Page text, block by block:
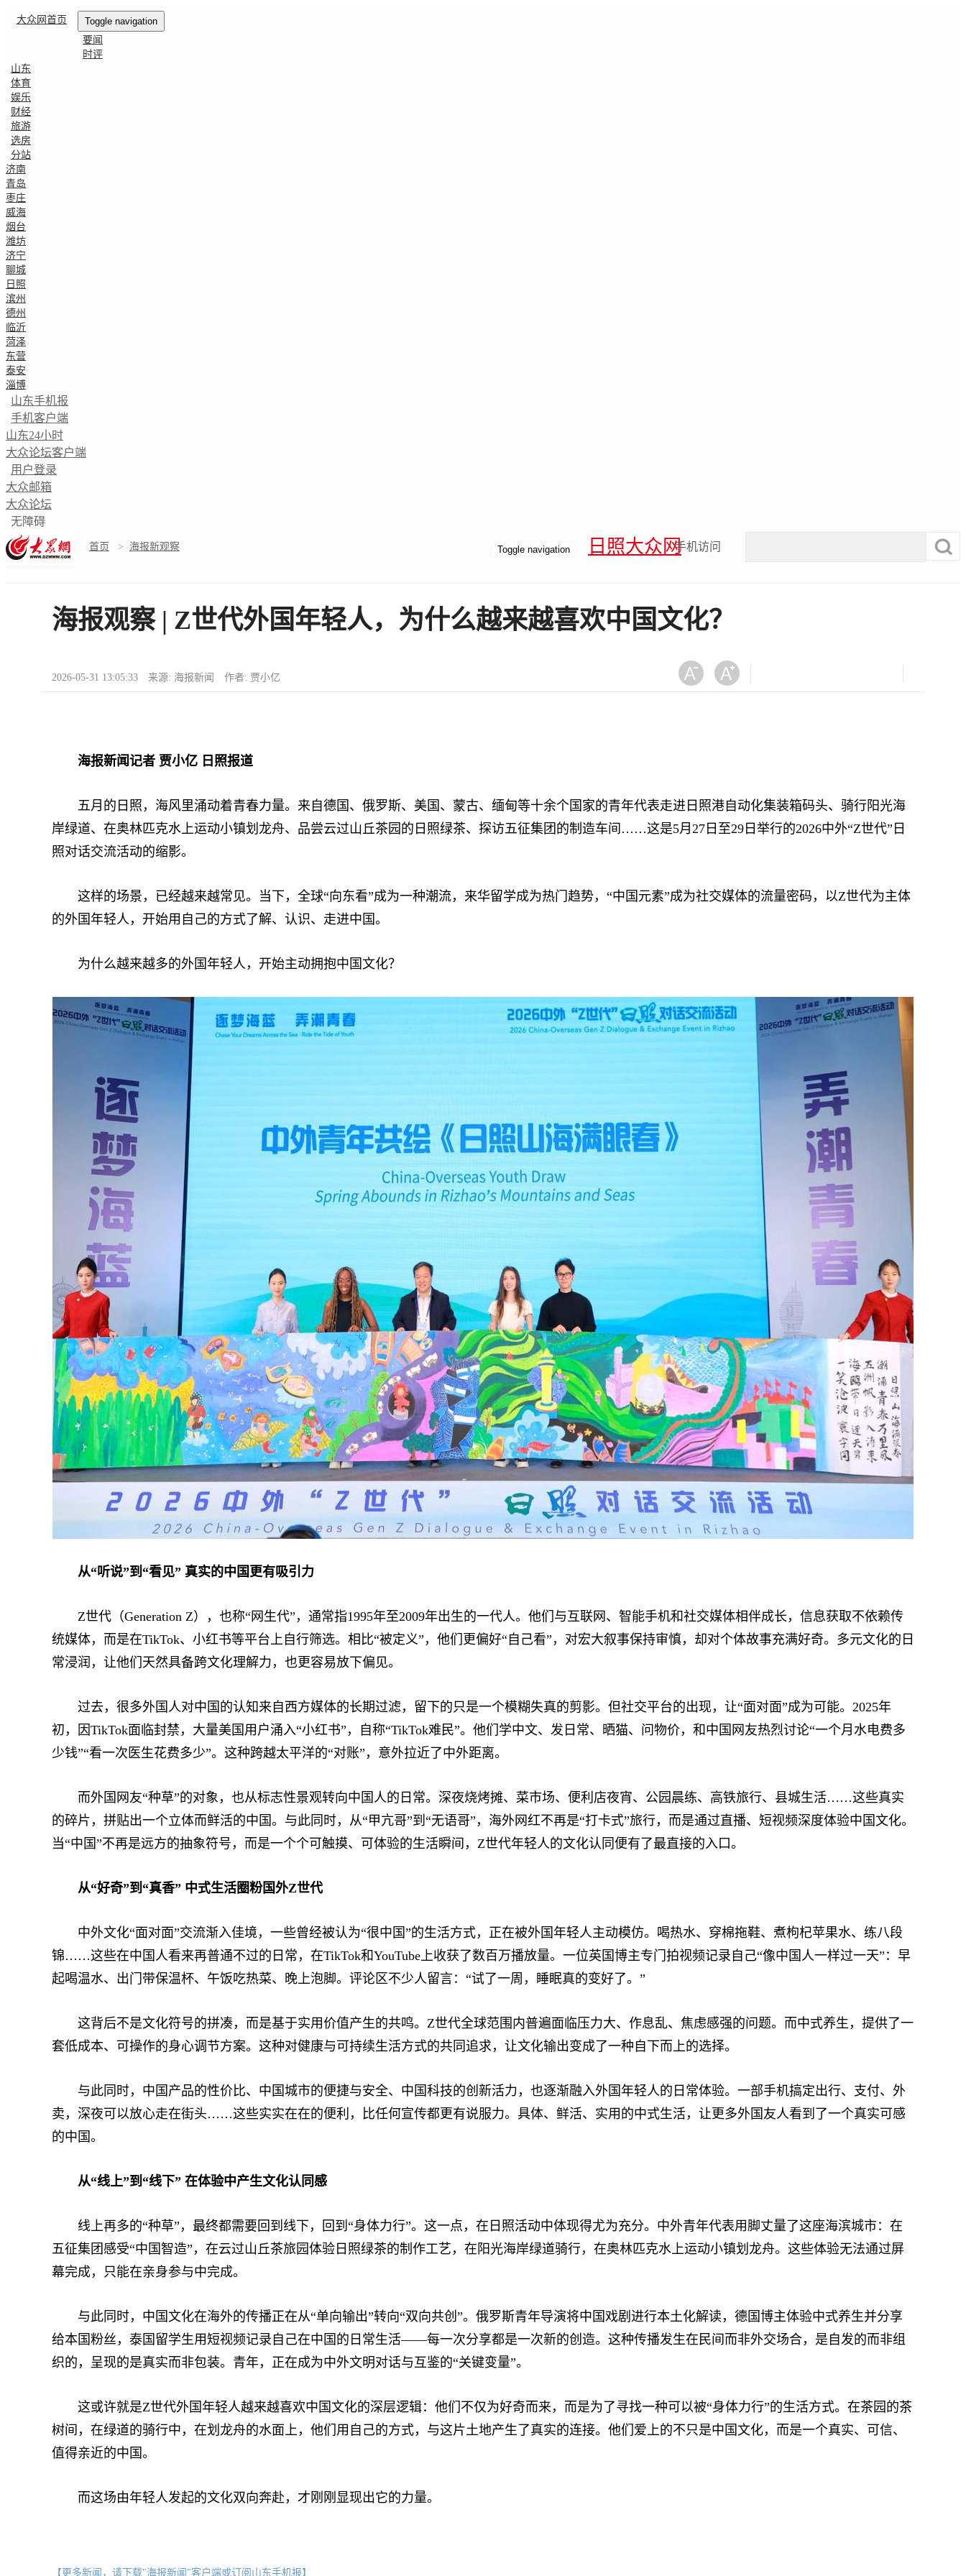
Toggle navigation
大众网首页
要闻
时评
山东
体育
娱乐
财经
旅游
选房
分站
济南
青岛
枣庄
威海
烟台
潍坊
济宁
聊城
日照
滨州
德州
临沂
菏泽
东营
泰安
淄博
山东手机报
手机客户端
山东24小时
大众论坛客户端
用户登录
大众邮箱
大众论坛
无障碍
Toggle navigation 日照大众网
首页 > 海报新观察 手机访问
海报观察 | Z世代外国年轻人，为什么越来越喜欢中国文化？
2026-05-31 13:05:33 来源: 海报新闻 作者: 贾小亿
海报新闻记者 贾小亿 日照报道
五月的日照，海风里涌动着青春力量。来自德国、俄罗斯、美国、蒙古、缅甸等十余个国家的青年代表走进日照港自动化集装箱码头、骑行阳光海
岸绿道、在奥林匹克水上运动小镇划龙舟、品尝云过山丘茶园的日照绿茶、探访五征集团的制造车间……这是5月27日至29日举行的2026中外“Z世代”日
照对话交流活动的缩影。
这样的场景，已经越来越常见。当下，全球“向东看”成为一种潮流，来华留学成为热门趋势，“中国元素”成为社交媒体的流量密码，以Z世代为主体
的外国年轻人，开始用自己的方式了解、认识、走进中国。
为什么越来越多的外国年轻人，开始主动拥抱中国文化？
从“听说”到“看见” 真实的中国更有吸引力
Z世代（Generation Z），也称“网生代”，通常指1995年至2009年出生的一代人。他们与互联网、智能手机和社交媒体相伴成长，信息获取不依赖传
统媒体，而是在TikTok、小红书等平台上自行筛选。相比“被定义”，他们更偏好“自己看”，对宏大叙事保持审慎，却对个体故事充满好奇。多元文化的日
常浸润，让他们天然具备跨文化理解力，也更容易放下偏见。
过去，很多外国人对中国的认知来自西方媒体的长期过滤，留下的只是一个模糊失真的剪影。但社交平台的出现，让“面对面”成为可能。2025年
初，因TikTok面临封禁，大量美国用户涌入“小红书”，自称“TikTok难民”。他们学中文、发日常、晒猫、问物价，和中国网友热烈讨论“一个月水电费多
少钱”“看一次医生花费多少”。这种跨越太平洋的“对账”，意外拉近了中外距离。
而外国网友“种草”的对象，也从标志性景观转向中国人的日常。深夜烧烤摊、菜市场、便利店夜宵、公园晨练、高铁旅行、县城生活……这些真实
的碎片，拼贴出一个立体而鲜活的中国。与此同时，从“甲亢哥”到“无语哥”，海外网红不再是“打卡式”旅行，而是通过直播、短视频深度体验中国文化。
当“中国”不再是远方的抽象符号，而是一个个可触摸、可体验的生活瞬间，Z世代年轻人的文化认同便有了最直接的入口。
从“好奇”到“真香” 中式生活圈粉国外Z世代
中外文化“面对面”交流渐入佳境，一些曾经被认为“很中国”的生活方式，正在被外国年轻人主动模仿。喝热水、穿棉拖鞋、煮枸杞苹果水、练八段
锦……这些在中国人看来再普通不过的日常，在TikTok和YouTube上收获了数百万播放量。一位英国博主专门拍视频记录自己“像中国人一样过一天”：早
起喝温水、出门带保温杯、午饭吃热菜、晚上泡脚。评论区不少人留言：“试了一周，睡眠真的变好了。”
这背后不是文化符号的拼凑，而是基于实用价值产生的共鸣。Z世代全球范围内普遍面临压力大、作息乱、焦虑感强的问题。而中式养生，提供了一
套低成本、可操作的身心调节方案。这种对健康与可持续生活方式的共同追求，让文化输出变成了一种自下而上的选择。
与此同时，中国产品的性价比、中国城市的便捷与安全、中国科技的创新活力，也逐渐融入外国年轻人的日常体验。一部手机搞定出行、支付、外
卖，深夜可以放心走在街头……这些实实在在的便利，比任何宣传都更有说服力。具体、鲜活、实用的中式生活，让更多外国友人看到了一个真实可感
的中国。
从“线上”到“线下” 在体验中产生文化认同感
线上再多的“种草”，最终都需要回到线下，回到“身体力行”。这一点，在日照活动中体现得尤为充分。中外青年代表用脚丈量了这座海滨城市：在
五征集团感受“中国智造”，在云过山丘茶旅园体验日照绿茶的制作工艺，在阳光海岸绿道骑行，在奥林匹克水上运动小镇划龙舟。这些体验无法通过屏
幕完成，只能在亲身参与中完成。
与此同时，中国文化在海外的传播正在从“单向输出”转向“双向共创”。俄罗斯青年导演将中国戏剧进行本土化解读，德国博主体验中式养生并分享
给本国粉丝，泰国留学生用短视频记录自己在中国的日常生活——每一次分享都是一次新的创造。这种传播发生在民间而非外交场合，是自发的而非组
织的，呈现的是真实而非包装。青年，正在成为中外文明对话与互鉴的“关键变量”。
这或许就是Z世代外国年轻人越来越喜欢中国文化的深层逻辑：他们不仅为好奇而来，而是为了寻找一种可以被“身体力行”的生活方式。在茶园的茶
树间，在绿道的骑行中，在划龙舟的水面上，他们用自己的方式，与这片土地产生了真实的连接。他们爱上的不只是中国文化，而是一个真实、可信、
值得亲近的中国。
而这场由年轻人发起的文化双向奔赴，才刚刚显现出它的力量。
【更多新闻，请下载"海报新闻"客户端或订阅山东手机报】